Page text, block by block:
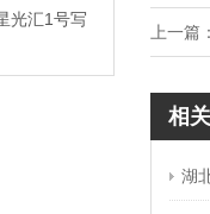
光汇1号写
上一篇：
相
湖